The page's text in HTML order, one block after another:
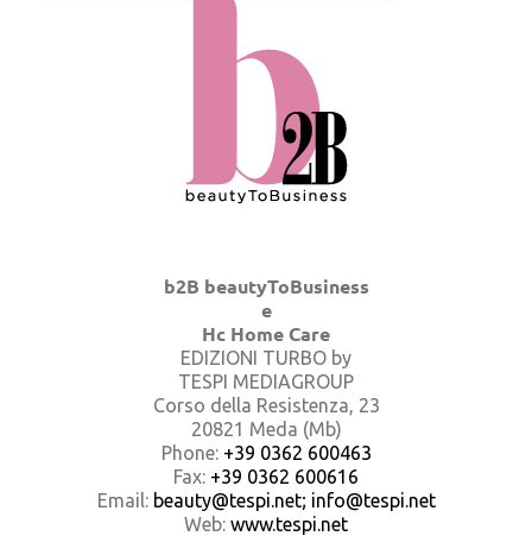
b2B beautyToBusiness
e
Hc Home Care
EDIZIONI TURBO by
TESPI MEDIAGROUP
Corso della Resistenza, 23
20821 Meda (Mb)
Phone: +39 0362 600463
Fax: +39 0362 600616
Email: beauty@tespi.net; info@tespi.net
Web: www.tespi.net